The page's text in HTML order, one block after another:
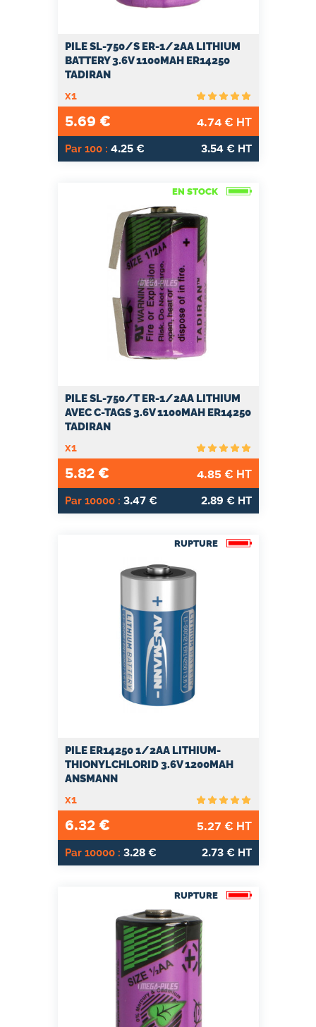
PILE SL-750/S ER-1/2AA LITHIUM
BATTERY 3.6V 1100MAH ER14250
TADIRAN
x1
5.69 € 4.74€ HT
Par 100 : 4.25€ 3.54€ HT
EN STOCK
PILE SL-750/T ER-1/2AA LITHIUM
AVEC C-TAGS 3.6V 1100MAH ER14250
TADIRAN
x1
5.82€ 4.85€ HT
Par 10000 : 3.47€ 2.89 € HT
RUPTURE
PILE ER14250 1/2AA LITHIUM-
THIONYLCHLORID 3.6V 1200MAH
ANSMANN
x1
6.32€ 5.27 € HT
Par 10000 : 3.28€ 2.73€ HT
RUPTURE